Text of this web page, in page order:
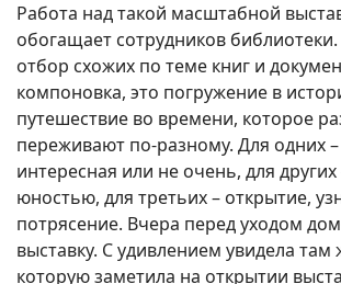
Работа над такой масштабной
обогащает сотрудников
отбор схожих по теме книг и
компоновка, это погружение в
путешествие во времени, которое
переживают по-разному. Для одних –
интересная или не очень, для других
юностью, для третьих – открытие,
потрясение. Вчера перед уходом
выставку. С удивлением увидела
которую заметила на открытии